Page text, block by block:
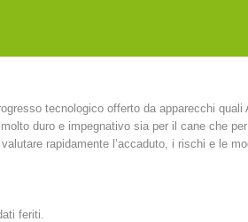
tecnologico offerto da apparecchi quali
duro e impegnativo sia per il cane che
rapidamente l’accaduto, i rischi e le
feriti.